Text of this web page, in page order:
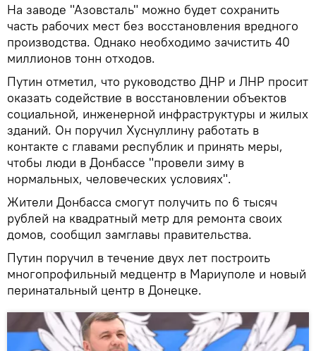
На заводе "Азовсталь" можно будет сохранить
часть рабочих мест без восстановления вредного
производства. Однако необходимо зачистить 40
миллионов тонн отходов.
Путин отметил, что руководство ДНР и ЛНР просит
оказать содействие в восстановлении объектов
социальной, инженерной инфраструктуры и жилых
зданий. Он поручил Хуснуллину работать в
контакте с главами республик и принять меры,
чтобы люди в Донбассе "провели зиму в
нормальных, человеческих условиях".
Жители Донбасса смогут получить по 6 тысяч
рублей на квадратный метр для ремонта своих
домов, сообщил замглавы правительства.
Путин поручил в течение двух лет построить
многопрофильный медцентр в Мариуполе и новый
перинатальный центр в Донецке.